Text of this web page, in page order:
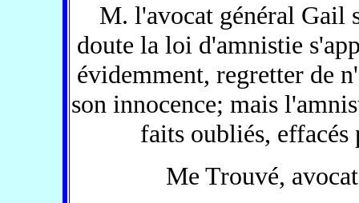
M. l'avocat général Gail
doute la loi d'amnistie
évidemment, regretter de
son innocence; mais
faits oubliés,
Me Trouvé,